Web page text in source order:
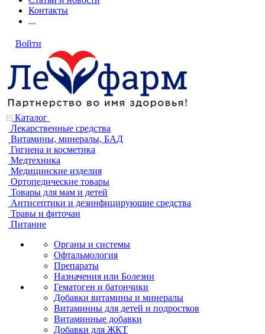
Контакты
...
Войти
Каталог
Лекарственные средства
Витамины, минералы, БАД
Гигиена и косметика
Медтехника
Медицинские изделия
Ортопедические товары
Товары для мам и детей
Антисептики и дезинфицирующие средства
Травы и фиточаи
Питание
Органы и системы
Офтальмология
Препараты
Назначения или Болезни
Гематоген и батончики
Добавки витамины и минералы
Витаминны для детей и подростков
Витаминные добавки
Добавки для ЖКТ